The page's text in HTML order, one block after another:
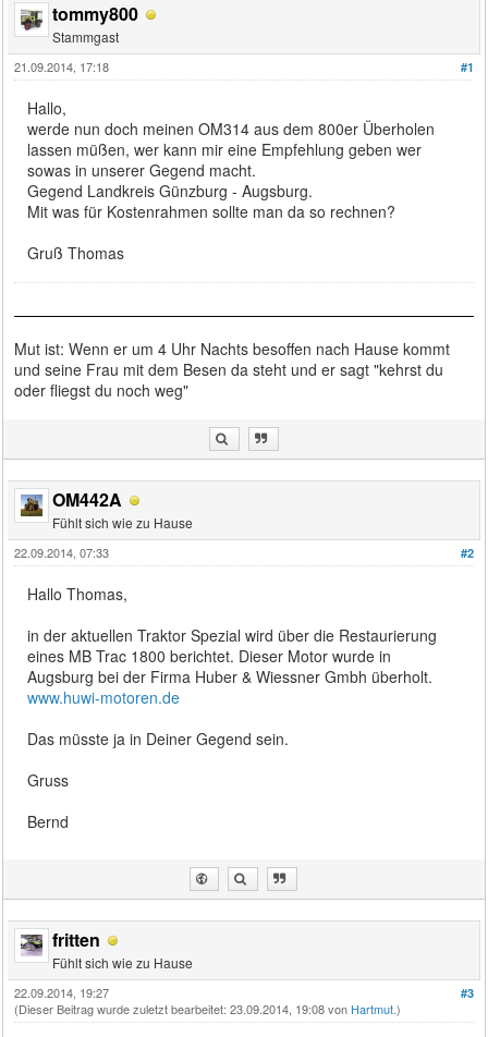
tommy800
Stammgast
#1
21.09.2014, 17:18
Hallo,
werde nun doch meinen OM314 aus dem 800er Überholen
lassen müßen, wer kann mir eine Empfehlung geben wer
sowas in unserer Gegend macht.
Gegend Landkreis Günzburg - Augsburg.
Mit was für Kostenrahmen sollte man da so rechnen?
Gruß Thomas
Mut ist: Wenn er um 4 Uhr Nachts besoffen nach Hause kommt
und seine Frau mit dem Besen da steht und er sagt "kehrst du
oder fliegst du noch weg"
OM442A
Fühlt sich wie zu Hause
#2
22.09.2014, 07:33
Hallo Thomas,
in der aktuellen Traktor Spezial wird über die Restaurierung
eines MB Trac 1800 berichtet. Dieser Motor wurde in
Augsburg bei der Firma Huber & Wiessner Gmbh überholt.
www.huwi-motoren.de
Das müsste ja in Deiner Gegend sein.
Gruss
Bernd
fritten
Fühlt sich wie zu Hause
#3
22.09.2014, 19:27
(Dieser Beitrag wurde zuletzt bearbeitet: 23.09.2014, 19:08 von Hartmut.)